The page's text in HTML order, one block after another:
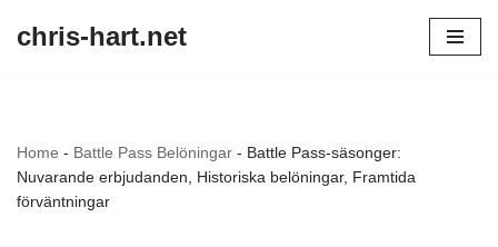
chris-hart.net
Home - Battle Pass Belöningar - Battle Pass-säsonger:
Nuvarande erbjudanden, Historiska belöningar, Framtida
förväntningar